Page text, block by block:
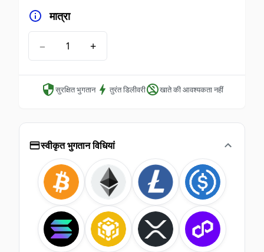
मात्रा
− +
सुरक्षित भुगतान तुरंत डिलीवरी खाते की आवश्यकता नहीं
स्वीकृत भुगतान विधियां